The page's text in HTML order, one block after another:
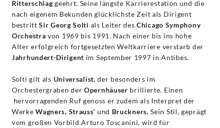
Ritterschlaggeehrt. Seine längste Karrierestation und die
nach eigenem Bekunden glücklichste Zeit als Dirigent
bestrittSir Georg Solti als Leiter desChicago Symphony
Orchestra von 1969 bis 1991. Nach einer bis ins hohe
Alter erfolgreich fortgesetzten Weltkarriere verstarb der
Jahrhundert-Dirigent im September 1997 in Antibes.
Solti gilt als Universalist, der besonders im
Orchestergraben der Opernhäuser brillierte. Einen
hervorragenden Ruf genoss er zudem als Interpret der
WerkeWagners, Strauss’ und Bruckners.Sein Stil, geprägt
vom großen Vorbild Arturo Toscanini, wird für